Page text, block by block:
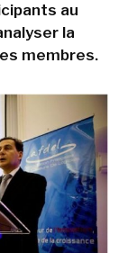
au
la
membres.